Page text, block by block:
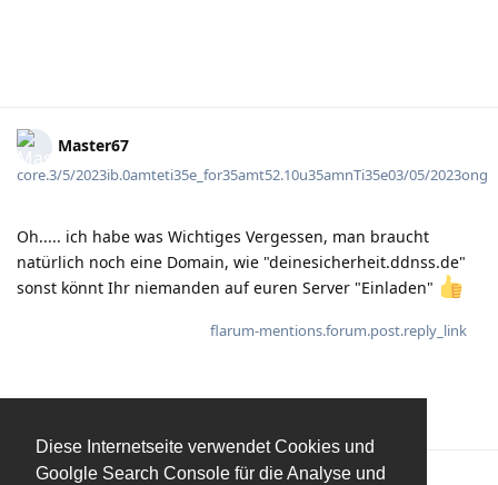
Diese Internetseite verwendet Cookies und
Goolgle Search Console für die Analyse und
Master67
core.3/5/2023ib.0amteti35e_for35amt52.10u35amnTi35e03/05/2023ong
Oh..... ich habe was Wichtiges Vergessen, man braucht
natürlich noch eine Domain, wie "deinesicherheit.ddnss.de"
sonst könnt Ihr niemanden auf euren Server "Einladen"
flarum-mentions.forum.post.reply_link